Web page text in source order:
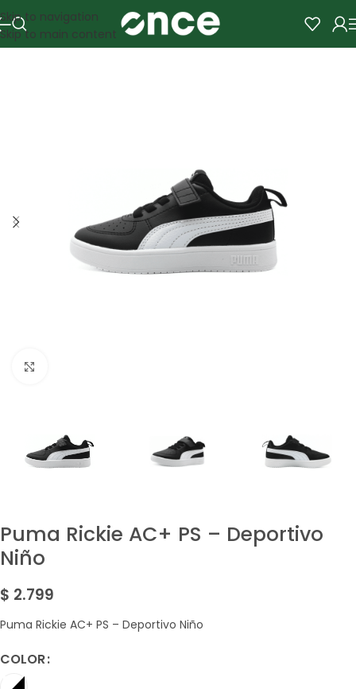
Skip to navigation
Skip to main content
Puma Rickie AC+ PS – Deportivo
Niño
$ 2.799
Puma Rickie AC+ PS – Deportivo Niño
COLOR